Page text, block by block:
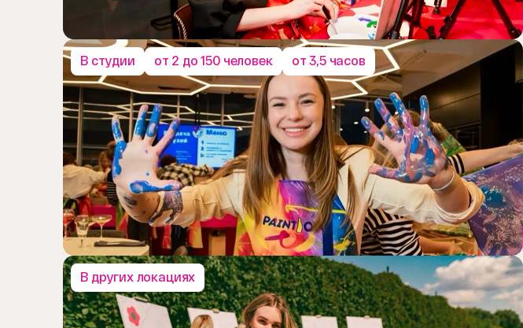
В студии от 2 до 150 человек от 3,5 часов
В других локациях